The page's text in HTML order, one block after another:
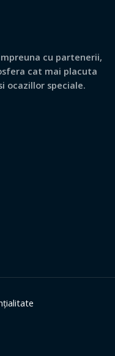
cu partenerii,
cat mai placuta
ocazillor speciale.